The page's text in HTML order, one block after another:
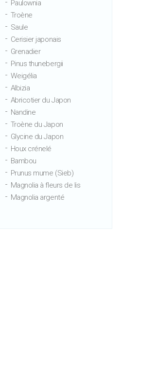
Paulownia
Troène
Saule
Cerisier japonais
Grenadier
Pinus thunebergii
Weigélia
Albizia
Abricotier du Japon
Nandine
Troène du Japon
Glycine du Japon
Houx crénelé
Bambou
Prunus mume (Sieb)
Magnolia à fleurs de lis
Magnolia argenté